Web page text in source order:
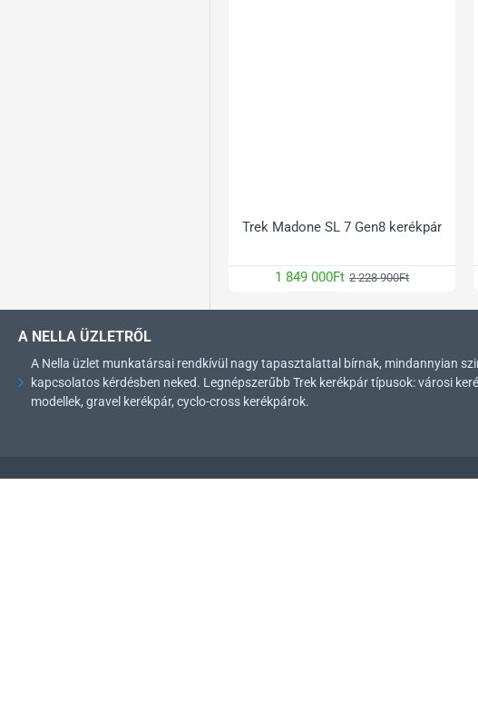
Trek Madone SL 7 Gen8 kerékpár
1 849 000Ft 2 228 900Ft
A NELLA ÜZLETRŐL
A Nella üzlet munkatársai rendkívül nagy tapasztalattal bírnak, mindannyian
kapcsolatos kérdésben neked. Legnépszerűbb Trek kerékpár típusok: városi
modellek, gravel kerékpár, cyclo-cross kerékpárok.